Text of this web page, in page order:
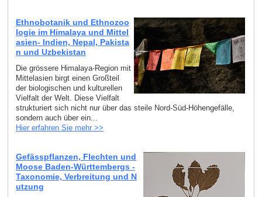
Ethnobotanik und Ethnozoo
logie im Himalaya und Mittel
asien- Indien, Nepal, Pakista
n und Uzbekistan
Die grössere Himalaya-Region mit
Mittelasien birgt einen Großteil
der biologischen und kulturellen
Vielfalt der Welt. Diese Vielfalt
strukturiert sich nicht nur über das steile Nord-Süd-Höhengefälle,
sondern auch über ein...
Hier erfahren Sie mehr >>
Gefässpflanzen, Flechten und
Moose Baden-Württembergs -
Taxonomie, Verbreitung und N
utzung